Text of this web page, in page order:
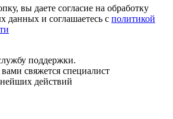
вы даете согласие на обработку
данных и соглашаетесь с политикой
поддержки.
свяжется специалист
действий